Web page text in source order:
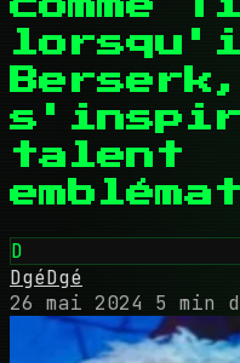
comme
Berserk,
talent
D
DgéDgé
26 mai 2024 5 min